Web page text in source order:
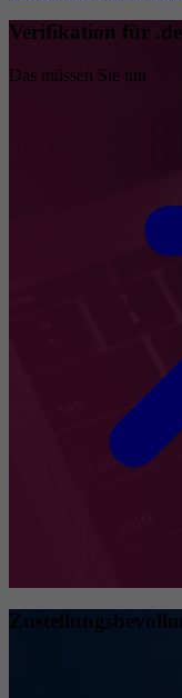
Verifikation für
Das müssen Sie tun